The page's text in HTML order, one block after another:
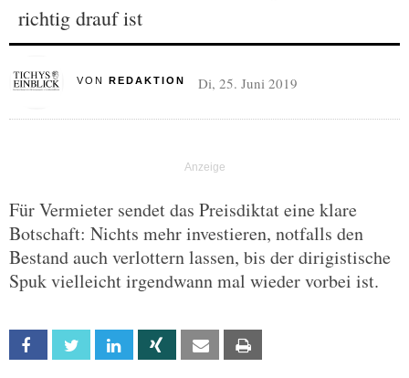
richtig drauf ist
VON REDAKTION Di, 25. Juni 2019
Für Vermieter sendet das Preisdiktat eine klare
Botschaft: Nichts mehr investieren, notfalls den
Bestand auch verlottern lassen, bis der dirigistische
Spuk vielleicht irgendwann mal wieder vorbei ist.
Facebook Twitter Linkedin Xing Email